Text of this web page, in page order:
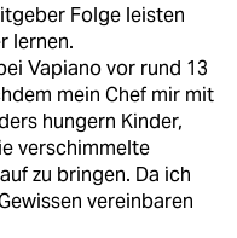
Folge leisten
lernen.
Vapiano vor rund 13
mein Chef mir mit
hungern Kinder,
verschimmelte
zu bringen. Da ich
vereinbaren